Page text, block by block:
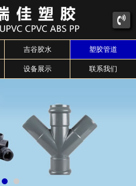
吉谷胶水 塑胶管道
设备展示 联系我们